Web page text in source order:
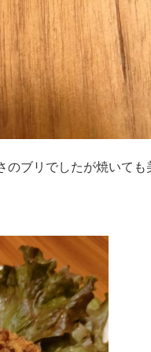
のブリでしたが焼いても